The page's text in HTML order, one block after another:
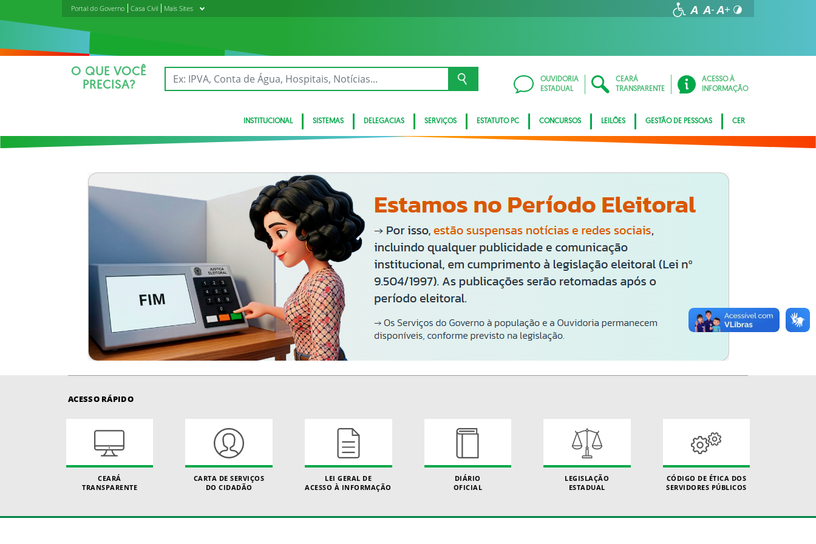
Portal do Governo Casa Civil Mais Sites
O QUE VOCÊ
PRECISA?
OUVIDORIA
ESTADUAL
CEARÁ
TRANSPARENTE
ACESSO À
INFORMAÇÃO
INSTITUCIONAL SISTEMAS DELEGACIAS SERVIÇOS ESTATUTO PC CONCURSOS LEILÕES GESTÃO DE PESSOAS CER
ACESSO RÁPIDO
CEARÁ
TRANSPARENTE
CARTA DE SERVIÇOS
DO CIDADÃO
LEI GERAL DE
ACESSO À INFORMAÇÃO
DIÁRIO
OFICIAL
LEGISLAÇÃO
ESTADUAL
CÓDIGO DE ÉTICA DOS
SERVIDORES PÚBLICOS